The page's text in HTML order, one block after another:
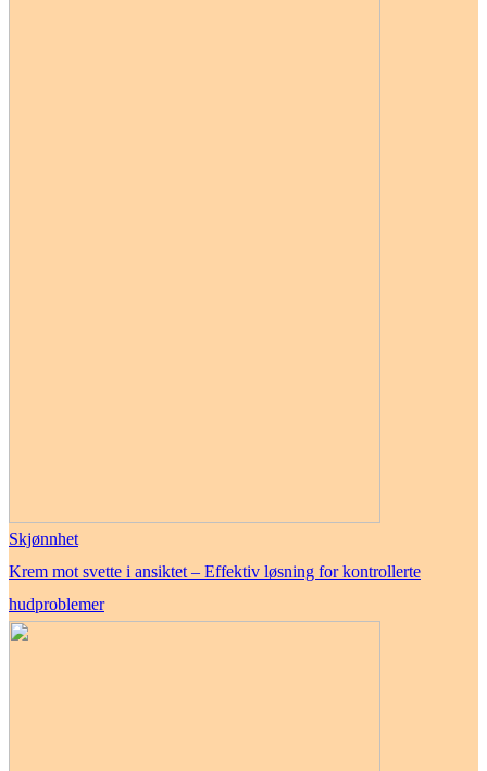
Skjønnhet
Krem mot svette i ansiktet – Effektiv løsning for kontrollerte
hudproblemer